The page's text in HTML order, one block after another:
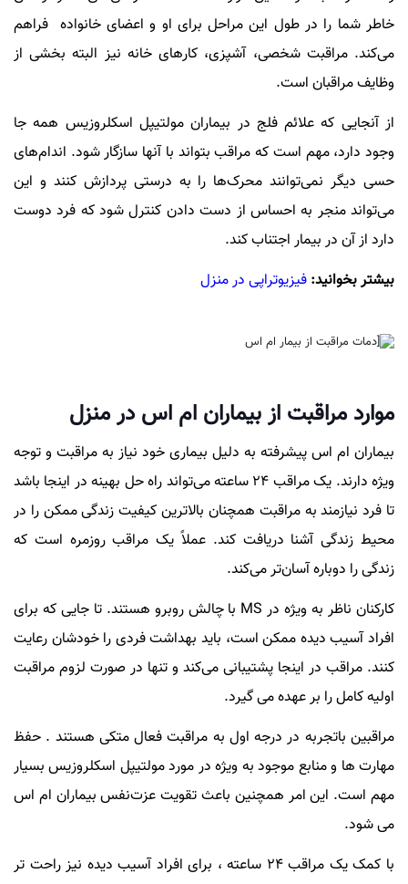
خاطر شما را در طول این مراحل برای او و اعضای خانواده فراهم
می‌کند. مراقبت شخصی، آشپزی، کارهای خانه نیز البته بخشی از
وظایف مراقبان است.
از آنجایی که علائم فلج در بیماران مولتیپل اسکلروزیس همه جا
وجود دارد، مهم است که مراقب بتواند با آنها سازگار شود. اندام‌های
حسی دیگر نمی‌توانند محرک‌ها را به درستی پردازش کنند و این
می‌تواند منجر به احساس از دست دادن کنترل شود که فرد دوست
دارد از آن در بیمار اجتناب کند.
بیشتر بخوانید: فیزیوتراپی در منزل
موارد مراقبت از بیماران ام اس در منزل
بیماران ام اس پیشرفته به دلیل بیماری خود نیاز به مراقبت و توجه
ویژه دارند. یک مراقب 24 ساعته می‌تواند راه حل بهینه در اینجا باشد
تا فرد نیازمند به مراقبت همچنان بالاترین کیفیت زندگی ممکن را در
محیط زندگی آشنا دریافت کند. عملاً یک مراقب روزمره است که
زندگی را دوباره آسان‌تر می‌کند.
کارکنان ناظر به ویژه در MS با چالش روبرو هستند. تا جایی که برای
افراد آسیب دیده ممکن است، باید بهداشت فردی را خودشان رعایت
کنند. مراقب در اینجا پشتیبانی می‌کند و تنها در صورت لزوم مراقبت
اولیه کامل را بر عهده می گیرد.
مراقبین باتجربه در درجه اول به مراقبت فعال متکی هستند . حفظ
مهارت ها و منابع موجود به ویژه در مورد مولتیپل اسکلروزیس بسیار
مهم است. این امر همچنین باعث تقویت عزت‌نفس بیماران ام اس
می شود.
با کمک یک مراقب 24 ساعته ، برای افراد آسیب دیده نیز راحت تر